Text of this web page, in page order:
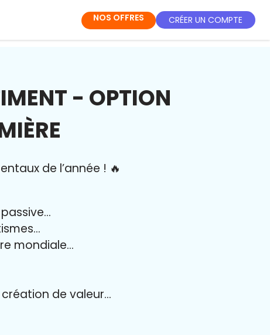
NOS OFFRES CRÉER UN COMPTE
- OPTION
de l’année ! 🔥
mondiale…
de valeur…